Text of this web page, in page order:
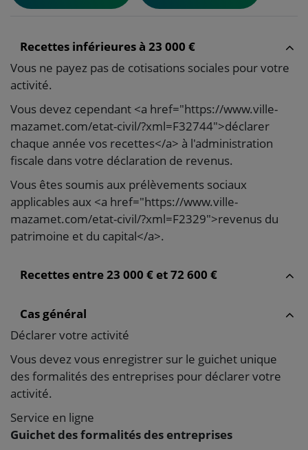
Recettes inférieures à 23 000 €
Vous ne payez pas de cotisations sociales pour votre
activité.
Vous devez cependant <a href="https://www.ville-
mazamet.com/etat-civil/?xml=F32744">déclarer
chaque année vos recettes</a> à l'administration
fiscale dans votre déclaration de revenus.
Vous êtes soumis aux prélèvements sociaux
applicables aux <a href="https://www.ville-
mazamet.com/etat-civil/?xml=F2329">revenus du
patrimoine et du capital</a>.
Recettes entre 23 000 € et 72 600 €
Cas général
Déclarer votre activité
Vous devez vous enregistrer sur le guichet unique
des formalités des entreprises pour déclarer votre
activité.
Service en ligne
Guichet des formalités des entreprises